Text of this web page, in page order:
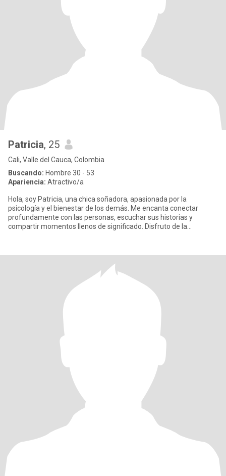
Patricia, 25
Cali, Valle del Cauca, Colombia
Buscando: Hombre 30 - 53
Apariencia: Atractivo/a
Hola, soy Patricia, una chica soñadora, apasionada por la
psicología y el bienestar de los demás. Me encanta conectar
profundamente con las personas, escuchar sus historias y
compartir momentos llenos de significado. Disfruto de la